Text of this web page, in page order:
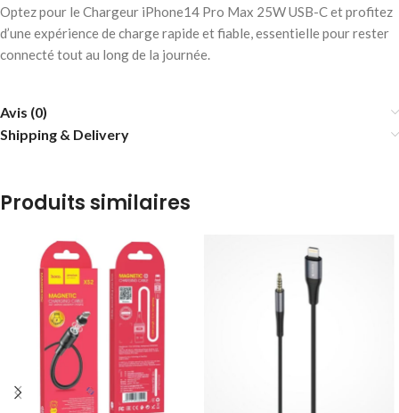
Optez pour le Chargeur iPhone14 Pro Max 25W USB-C et profitez
d’une expérience de charge rapide et fiable, essentielle pour rester
connecté tout au long de la journée.
Avis (0)
Shipping & Delivery
Produits similaires